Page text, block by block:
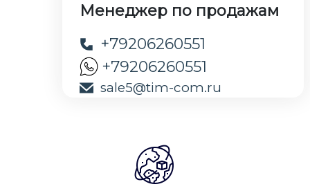
Менеджер по продажам
+79206260551
+79206260551
sale5@tim-com.ru